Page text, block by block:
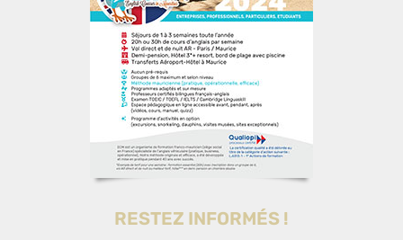
RESTEZ INFORMÉS !